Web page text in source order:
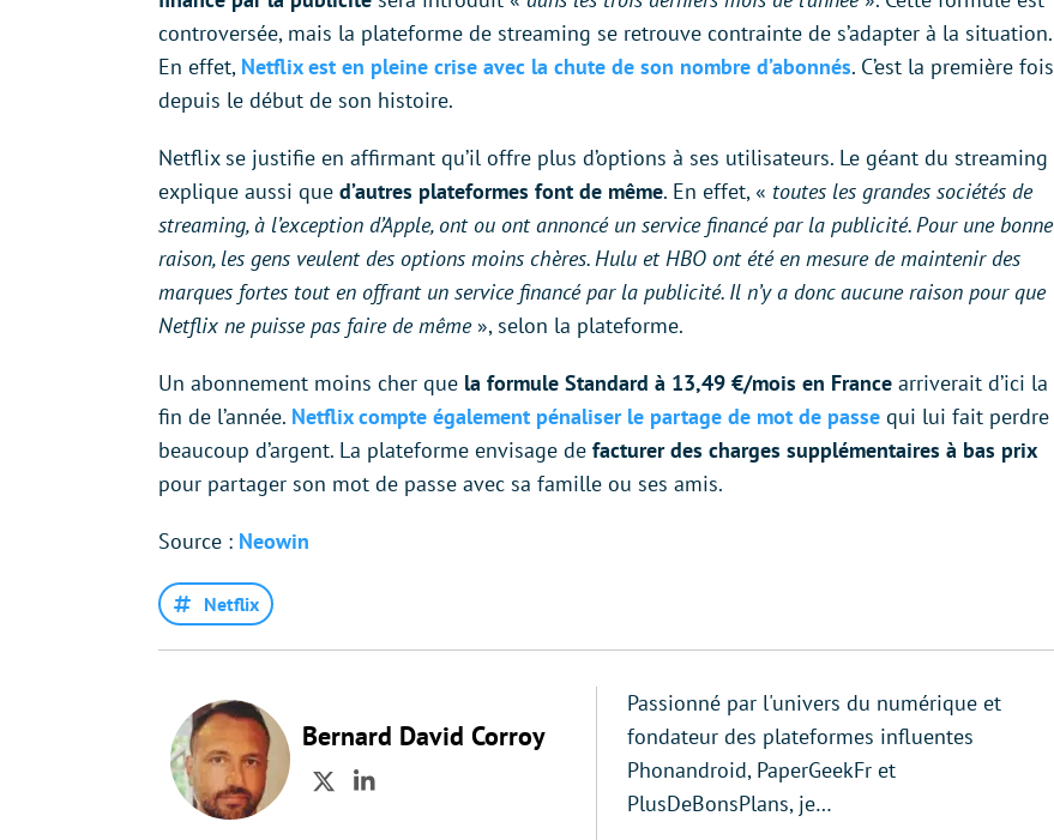
controversée, mais la plateforme de streaming se retrouve contrainte de s’adapter à la situation.
En effet, Netflix est en pleine crise avec la chute de son nombre d’abonnés. C’est la première fois
depuis le début de son histoire.
Netflix se justifie en affirmant qu’il offre plus d’options à ses utilisateurs. Le géant du streaming
explique aussi que d’autres plateformes font de même. En effet, « toutes les grandes sociétés de
streaming, à l’exception d’Apple, ont ou ont annoncé un service financé par la publicité. Pour une bonne
raison, les gens veulent des options moins chères. Hulu et HBO ont été en mesure de maintenir des
marques fortes tout en offrant un service financé par la publicité. Il n’y a donc aucune raison pour que
Netflix ne puisse pas faire de même», selon la plateforme.
Un abonnement moins cher que la formule Standard à 13,49 €/mois en France arriverait d’ici la
fin de l’année. Netflix compte également pénaliser le partage de mot de passe qui lui fait perdre
beaucoup d’argent. La plateforme envisage de facturer des charges supplémentaires à bas prix
pour partager son mot de passe avec sa famille ou ses amis.
Source : Neowin
Netflix
Bernard David Corroy
TwitterLinkedIn
Passionné par l'univers du numérique et
fondateur des plateformes influentes
Phonandroid, PaperGeekFr et
PlusDeBonsPlans, je…